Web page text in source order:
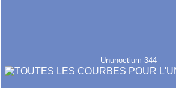
Ununoctium 344